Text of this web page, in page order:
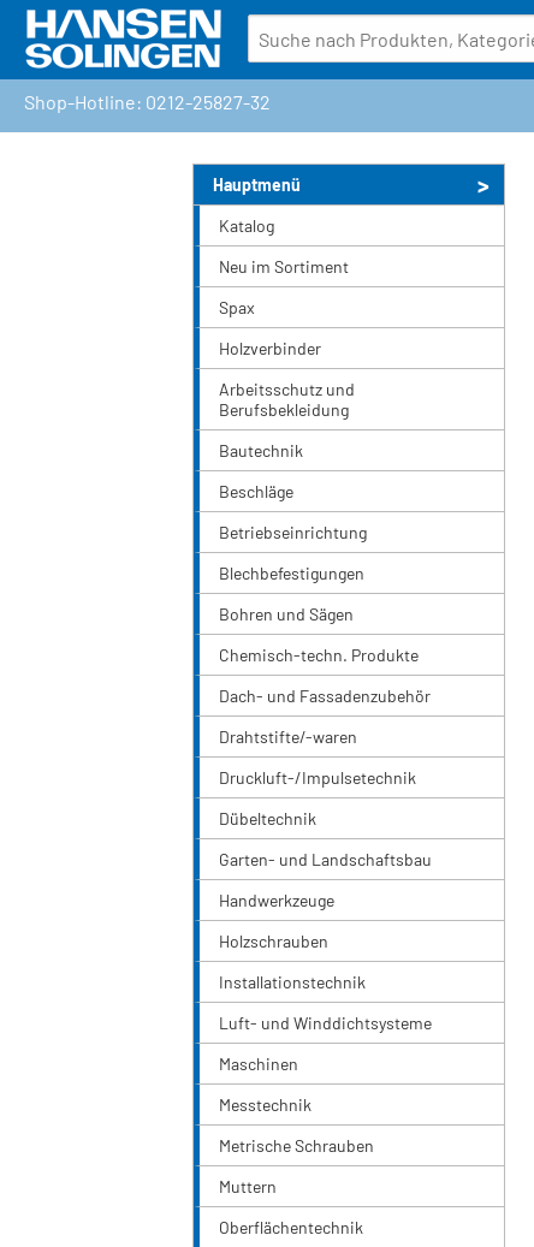
Shop-Hotline: 0212-25827-32
Hauptmenü
Katalog
Neu im Sortiment
Spax
Holzverbinder
Arbeitsschutz und
Berufsbekleidung
Bautechnik
Beschläge
Betriebseinrichtung
Blechbefestigungen
Bohren und Sägen
Chemisch-techn. Produkte
Dach- und Fassadenzubehör
Drahtstifte/-waren
Druckluft-/Impulsetechnik
Dübeltechnik
Garten- und Landschaftsbau
Handwerkzeuge
Holzschrauben
Installationstechnik
Luft- und Winddichtsysteme
Maschinen
Messtechnik
Metrische Schrauben
Muttern
Oberflächentechnik